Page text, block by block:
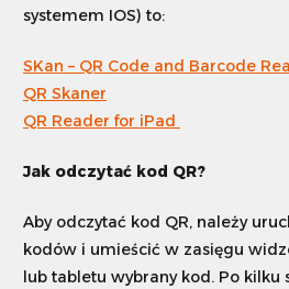
systemem IOS) to:
SKan – QR Code and Barcode
QR Skaner
QR Reader for iPad
Jak odczytać kod QR?
Aby odczytać kod QR, należy
kodów i umieścić w zasięgu
lub tabletu wybrany kod. Po kilku